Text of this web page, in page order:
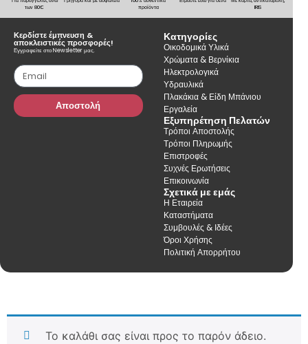
των 80€
προϊόντα
IRIS
Κερδίστε έμπνευση &
αποκλειστικές προσφορές!
Εγγραφείτε στο Newsletter μας.
Αποστολή
Κατηγορίες
Οικοδομικά Υλικά
Χρώματα & Βερνίκια
Ηλεκτρολογικά
Υδραυλικά
Πλακάκια & Είδη Μπάνιου
Εργαλεία
Εξυπηρέτηση Πελατών
Τρόποι Αποστολής
Τρόποι Πληρωμής
Επιστροφές
Συχνές Ερωτήσεις
Επικοινωνία
Σχετικά με εμάς
Η Εταιρεία
Καταστήματα
Συμβουλές & Ιδέες
Όροι Χρήσης
Πολιτική Απορρήτου
Το καλάθι σας είναι προς το παρόν άδειο.